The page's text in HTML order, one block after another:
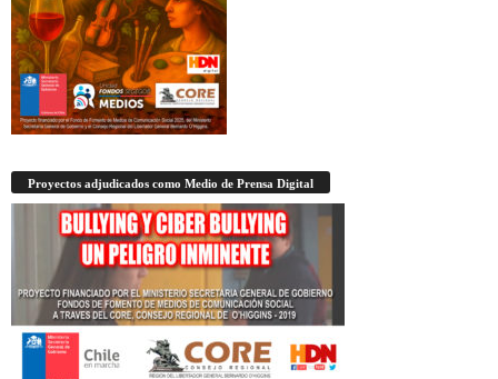
Proyectos adjudicados como Medio de Prensa Digital